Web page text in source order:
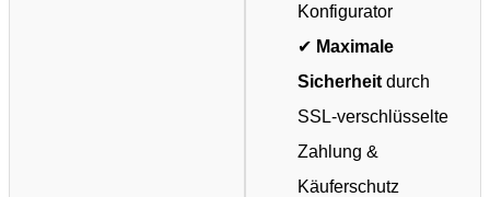
Konfigurator
✔ Maximale
Sicherheit durch
SSL-verschlüsselte
Zahlung &
Käuferschutz